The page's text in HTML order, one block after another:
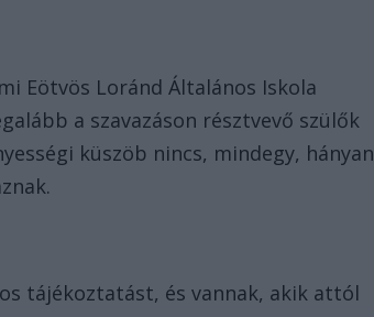
Eötvös Loránd Általános Iskola
a szavazáson résztvevő szülők
küszöb nincs, mindegy, hányan
tájékoztatást, és vannak, akik attól